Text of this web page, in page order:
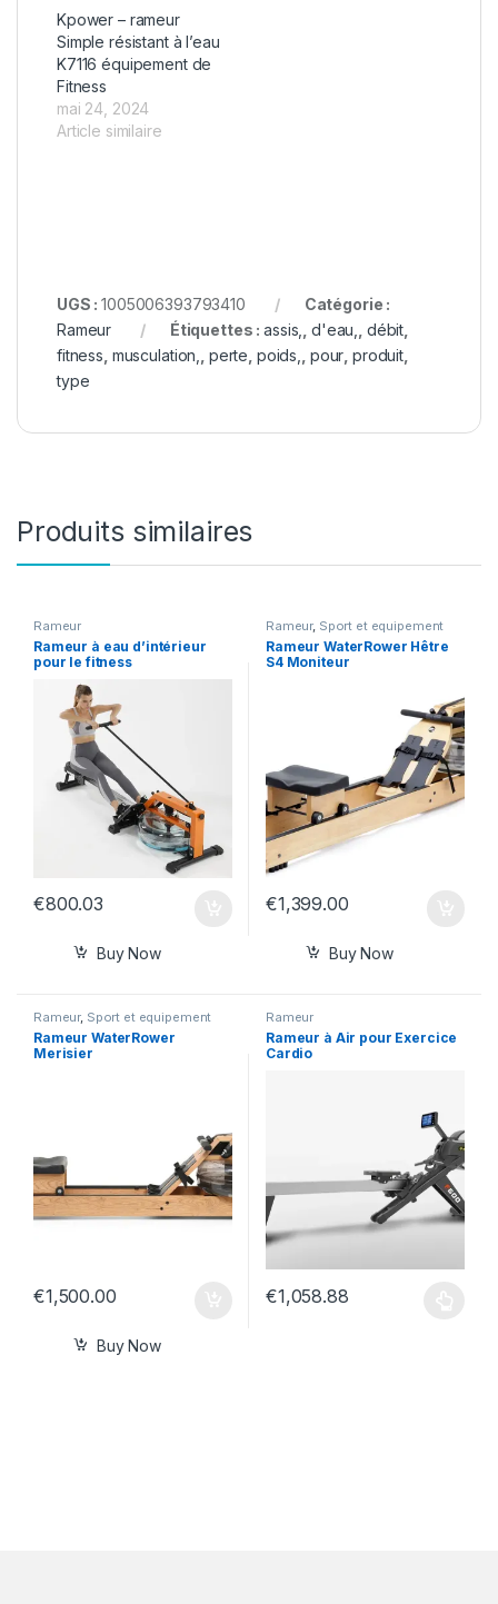
Kpower – rameur
Simple résistant à l’eau
K7116 équipement de
Fitness
mai 24, 2024
Article similaire
UGS :1005006393793410
Catégorie :
Rameur
Étiquettes :assis, d'eau, débit
fitness musculation, perte poids, pour produit
type
Produits similaires
Rameur
Rameur à eau d’intérieur
pour le fitness
€800.03
Buy Now
Rameur, Sport et equipement
Rameur WaterRower Hêtre
S4 Moniteur
€1,399.00
Buy Now
Rameur, Sport et equipement
Rameur WaterRower
Merisier
€1,500.00
Buy Now
Rameur
Rameur à Air pour Exercice
Cardio
€1,058.88